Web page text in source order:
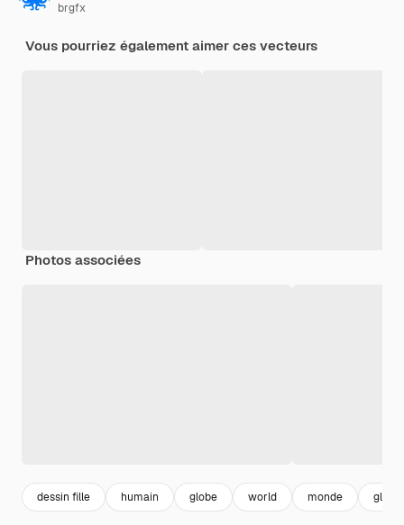
brgfx
Vous pourriez également aimer ces vecteurs
Photos associées
dessin fille humain globe world monde global